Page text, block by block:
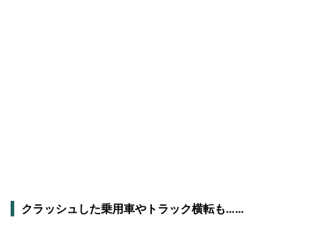
クラッシュした乗用車やトラック横転も……